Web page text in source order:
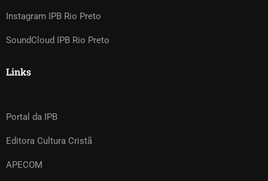
Instagram IPB Rio Preto
SoundCloud IPB Rio Preto
Links
Portal da IPB
Editora Cultura Cristã
APECOM